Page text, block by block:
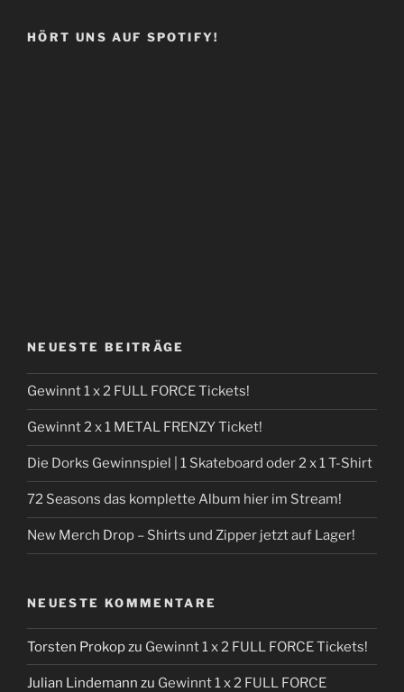
HÖRT UNS AUF SPOTIFY!
NEUESTE BEITRÄGE
Gewinnt 1 x 2 FULL FORCE Tickets!
Gewinnt 2 x 1 METAL FRENZY Ticket!
Die Dorks Gewinnspiel | 1 Skateboard oder 2 x 1 T-Shirt
72 Seasons das komplette Album hier im Stream!
New Merch Drop – Shirts und Zipper jetzt auf Lager!
NEUESTE KOMMENTARE
Torsten Prokopzu Gewinnt 1 x 2 FULL FORCE Tickets!
Julian Lindemann zu Gewinnt 1 x 2 FULL FORCE